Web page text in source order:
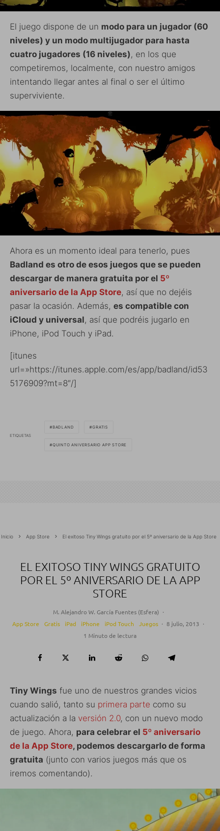
El juego dispone de un modo para un jugador (60
niveles) y un modo multijugador para hasta
cuatro jugadores (16 niveles), en los que
competiremos, localmente, con nuestro amigos
intentando llegar antes al final o ser el último
superviviente.
Ahora es un momento ideal para tenerlo, pues
Badland es otro de esos juegos que se pueden
descargar de manera gratuita por el 5º
aniversario de la App Store, así que no dejéis
pasar la ocasión. Además, es compatible con
iCloud y universal, así que podréis jugarlo en
iPhone, iPod Touch y iPad.
[itunes
url=»https://itunes.apple.com/es/app/badland/id53
5176909?mt=8″/]
ETIQUETAS
BADLAND GRATIS
QUINTO ANIVERSARIO APP STORE
Inicio App Store El exitoso Tiny Wings gratuito por el 5º aniversario de la App Store
EL EXITOSO TINY WINGS GRATUITO
POR EL 5º ANIVERSARIO DE LA APP
STORE
M. Alejandro W. García Fuentes (Esfera) ·
App Store
Gratis iPad iPhone iPod Touch Juegos · 8 julio, 2013 ·
1 Minuto de lectura
Tiny Wings fue uno de nuestros grandes vicios
cuando salió, tanto su primera parte como su
actualización a la versión 2.0, con un nuevo modo
de juego. Ahora, para celebrar el 5º aniversario
de la App Store, podemos descargarlo de forma
gratuita (junto con varios juegos más que os
iremos comentando).